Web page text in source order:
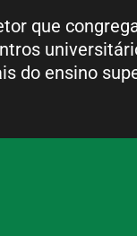
que
do ensino